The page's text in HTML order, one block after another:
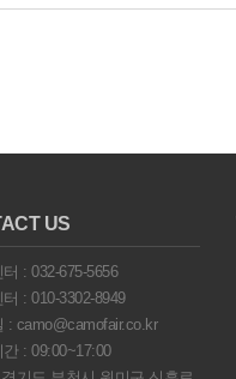
US
: 032-675-5656
: 010-3302-8949
: camo@camofair.co.kr
간 : 09:00~17:00